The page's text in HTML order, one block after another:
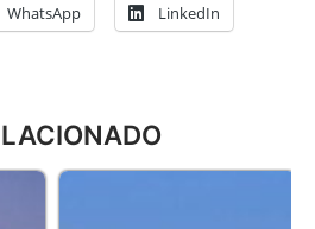
WhatsApp LinkedIn